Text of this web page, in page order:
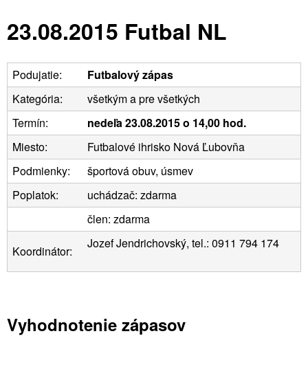
e
u
23.08.2015 Futbal NL
Podujatie:
Futbalový zápas
Kategória:
všetkým a pre všetkých
Termín:
nedeľa 23.08.2015 o 14,00 hod.
Miesto:
Futbalové ihrisko Nová Ľubovňa
Podmienky:
športová obuv, úsmev
Poplatok:
uchádzač: zdarma
člen: zdarma
Koordinátor:
Jozef Jendrichovský, tel.: 0911 794 174
Vyhodnotenie zápasov